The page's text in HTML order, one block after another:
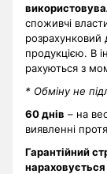
споживчі
розрахунковий
продукцією. В
рахуються з
* Обміну не
60 днів – на
виявленні
Гарантійний